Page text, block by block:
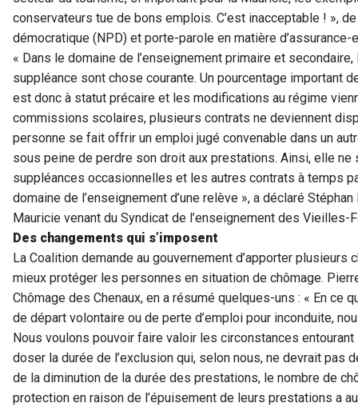
conservateurs tue de bons emplois. C’est inacceptable ! »,
démocratique (NPD) et porte-parole en matière d’assurance-
« Dans le domaine de l’enseignement primaire et
suppléance sont chose courante. Un pourcentage important
est donc à statut précaire et les modifications au régime
commissions scolaires, plusieurs contrats ne deviennent
personne se fait offrir un emploi jugé convenable dans un
sous peine de perdre son droit aux prestations. Ainsi, elle
suppléances occasionnelles et les autres contrats à temps
domaine de l’enseignement d’une relève », a déclaré
Mauricie venant du Syndicat de l’enseignement des Vieilles-
Des changements qui s’imposent
La Coalition demande au gouvernement d’apporter plusieurs
mieux protéger les personnes en situation de chômage.
Chômage des Chenaux, en a résumé quelques-uns : « En ce
de départ volontaire ou de perte d’emploi pour inconduite,
Nous voulons pouvoir faire valoir les circonstances
doser la durée de l’exclusion qui, selon nous, ne devrait pas
de la diminution de la durée des prestations, le nombre de
protection en raison de l’épuisement de leurs prestations a